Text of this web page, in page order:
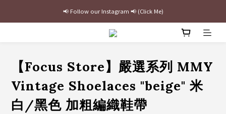
最新三方聯名倒鉤，火熱預購接單中🔥
【Focus Store】嚴選系列 MMY
Vintage Shoelaces "beige" 米
白/黑色 加粗編織鞋帶